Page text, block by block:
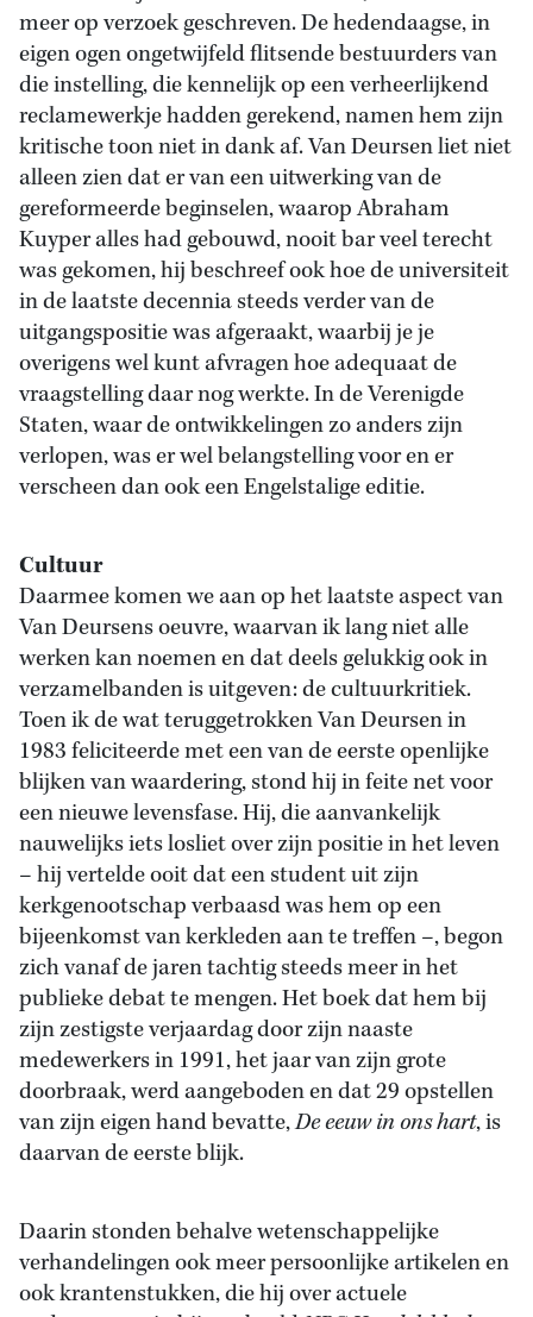
meer op verzoek geschreven. De hedendaagse, in
eigen ogen ongetwijfeld flitsende bestuurders van
die instelling, die kennelijk op een verheerlijkend
reclamewerkje hadden gerekend, namen hem zijn
kritische toon niet in dank af. Van Deursen liet niet
alleen zien dat er van een uitwerking van de
gereformeerde beginselen, waarop Abraham
Kuyper alles had gebouwd, nooit bar veel terecht
was gekomen, hij beschreef ook hoe de universiteit
in de laatste decennia steeds verder van de
uitgangspositie was afgeraakt, waarbij je je
overigens wel kunt afvragen hoe adequaat de
vraagstelling daar nog werkte. In de Verenigde
Staten, waar de ontwikkelingen zo anders zijn
verlopen, was er wel belangstelling voor en er
verscheen dan ook een Engelstalige editie.
Cultuur
Daarmee komen we aan op het laatste aspect van
Van Deursens oeuvre, waarvan ik lang niet alle
werken kan noemen en dat deels gelukkig ook in
verzamelbanden is uitgeven: de cultuurkritiek.
Toen ik de wat teruggetrokken Van Deursen in
1983 feliciteerde met een van de eerste openlijke
blijken van waardering, stond hij in feite net voor
een nieuwe levensfase. Hij, die aanvankelijk
nauwelijks iets losliet over zijn positie in het leven
– hij vertelde ooit dat een student uit zijn
kerkgenootschap verbaasd was hem op een
bijeenkomst van kerkleden aan te treffen –, begon
zich vanaf de jaren tachtig steeds meer in het
publieke debat te mengen. Het boek dat hem bij
zijn zestigste verjaardag door zijn naaste
medewerkers in 1991, het jaar van zijn grote
doorbraak, werd aangeboden en dat 29 opstellen
van zijn eigen hand bevatte,De eeuw in ons hart, is
daarvan de eerste blijk.
Daarin stonden behalve wetenschappelijke
verhandelingen ook meer persoonlijke artikelen en
ook krantenstukken, die hij over actuele